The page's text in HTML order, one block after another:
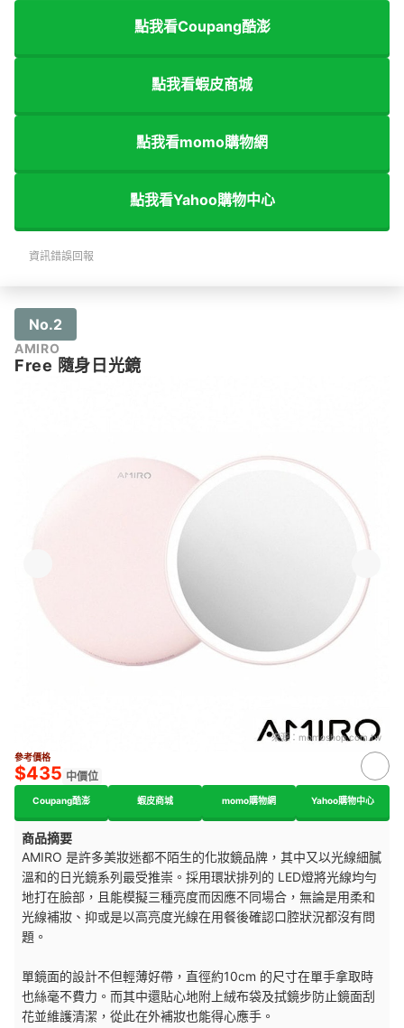
點我看Coupang酷澎
點我看蝦皮商城
點我看momo購物網
點我看Yahoo購物中心
資訊錯誤回報
No.2
AMIRO
Free 隨身日光鏡
來源： momoshop.com.tw
參考價格
$435 中價位
Coupang酷澎 蝦皮商城 momo購物網 Yahoo購物中心
商品摘要
AMIRO 是許多美妝迷都不陌生的化妝鏡品牌，其中又以光線細膩
溫和的日光鏡系列最受推崇。採用環狀排列的 LED燈將光線均勻
地打在臉部，且能模擬三種亮度而因應不同場合，無論是用柔和
光線補妝、抑或是以高亮度光線在用餐後確認口腔狀況都沒有問
題。
單鏡面的設計不但輕薄好帶，直徑約10cm 的尺寸在單手拿取時
也絲毫不費力。而其中還貼心地附上絨布袋及拭鏡步防止鏡面刮
花並維護清潔，從此在外補妝也能得心應手。